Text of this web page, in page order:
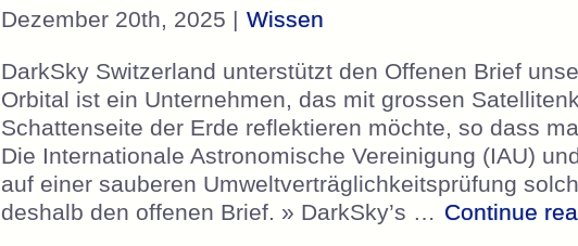
Dezember 20th, 2025 | Wissen
DarkSky Switzerland unterstützt den Offenen Brief
Orbital ist ein Unternehmen, das mit grossen
Schattenseite der Erde reflektieren möchte, so dass
Die Internationale Astronomische Vereinigung (IAU)
auf einer sauberen Umweltverträglichkeitsprüfung
deshalb den offenen Brief. » DarkSky’s … Continue